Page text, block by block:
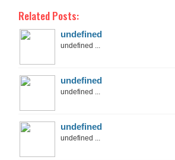
Related Posts:
undefined
undefined ...
undefined
undefined ...
undefined
undefined ...